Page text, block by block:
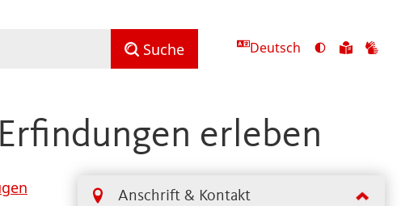
Suche Deutsch
Ansicht
Zu
erleben
Anschrift & Kontakt